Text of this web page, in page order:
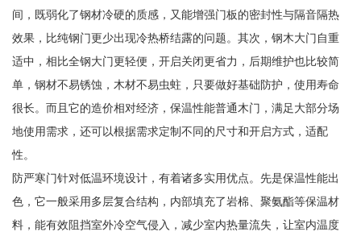
间，既弱化了钢材冷硬的质感，又能增强门板的密封性与隔音隔热
效果，比纯钢门更少出现冷热桥结露的问题。其次，钢木大门自重
适中，相比全钢大门更轻便，开启关闭更省力，后期维护也比较简
单，钢材不易锈蚀，木材不易虫蛀，只要做好基础防护，使用寿命
很长。而且它的造价相对经济，保温性能普通木门，满足大部分场
地使用需求，还可以根据需求定制不同的尺寸和开启方式，适配
性。
防严寒门针对低温环境设计，有着诸多实用优点。先是保温性能出
色，它一般采用多层复合结构，内部填充了岩棉、聚氨酯等保温材
料，能有效阻挡室外冷空气侵入，减少室内热量流失，让室内温度